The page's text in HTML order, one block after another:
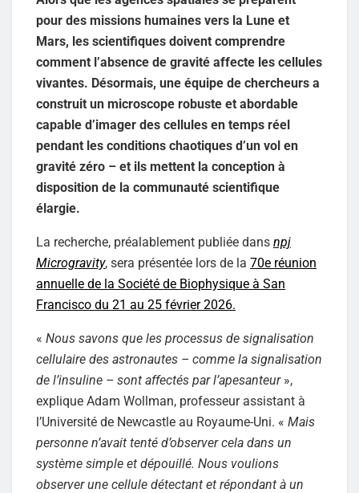
pour des missions humaines vers la Lune et
Mars, les scientifiques doivent comprendre
comment l’absence de gravité affecte les cellules
vivantes. Désormais, une équipe de chercheurs a
construit un microscope robuste et abordable
capable d’imager des cellules en temps réel
pendant les conditions chaotiques d’un vol en
gravité zéro – et ils mettent la conception à
disposition de la communauté scientifique
élargie.
La recherche, préalablement publiée dans npj
Microgravity, sera présentée lors de la 70e réunion
annuelle de la Société de Biophysique à San
Francisco du 21 au 25 février 2026.
« Nous savons que les processus de signalisation
cellulaire des astronautes – comme la signalisation
de l’insuline – sont affectés par l’apesanteur»,
explique Adam Wollman, professeur assistant à
l’Université de Newcastle au Royaume-Uni. « Mais
personne n’avait tenté d’observer cela dans un
système simple et dépouillé. Nous voulions
observer une cellule détectant et répondant à un